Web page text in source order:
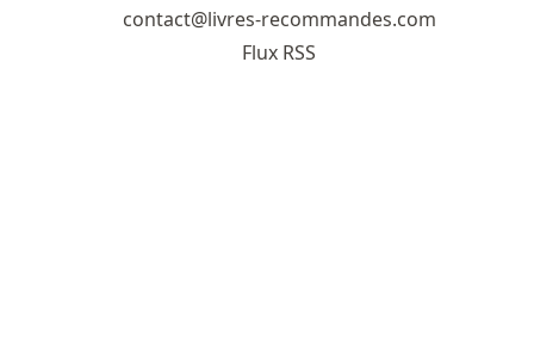
contact@livres-recommandes.com
Flux RSS